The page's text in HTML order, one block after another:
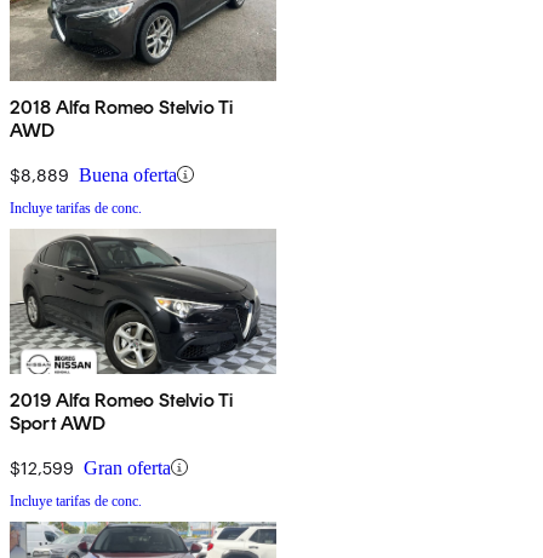
2018 Alfa Romeo Stelvio Ti
AWD
$8,889 Buena oferta
Incluye tarifas de conc.
2019 Alfa Romeo Stelvio Ti
Sport AWD
$12,599 Gran oferta
Incluye tarifas de conc.